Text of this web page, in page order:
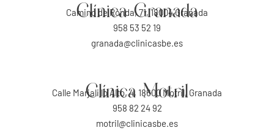
Clínica Granada
Camino de Ronda, 71, 18004 Granada
958 53 52 19
granada@clinicasbe.es
Clínica Motril
Calle Marjalillo Alto, 4, 18600 Motril, Granada
958 82 24 92
motril@clinicasbe.es